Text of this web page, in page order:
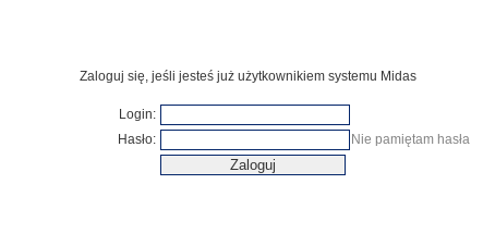
Zaloguj się, jeśli jesteś już użytkownikiem systemu Midas
Login:
Hasło:
Nie pamiętam hasła